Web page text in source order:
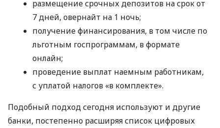
размещение срочных депозитов на срок от
7 дней, овернайт на 1 ночь;
получение финансирования, в том числе по
льготным госпрограммам, в формате
онлайн;
проведение выплат наемным работникам,
с уплатой налогов «в комплекте».
Подобный подход сегодня используют и другие
банки, постепенно расширяя список цифровых